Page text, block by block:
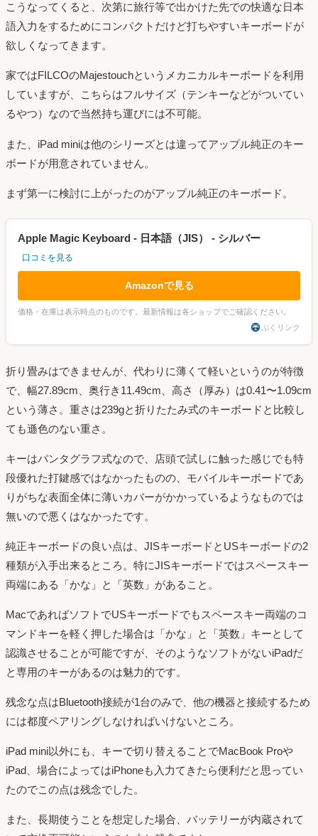
こうなってくると、次第に旅行等で出かけた先での快適な日本
語入力をするためにコンパクトだけど打ちやすいキーボードが
欲しくなってきます。
家ではFILCOのMajestouchというメカニカルキーボードを利用
していますが、こちらはフルサイズ（テンキーなどがついてい
るやつ）なので当然持ち運びには不可能。
また、iPad miniは他のシリーズとは違ってアップル純正のキー
ボードが用意されていません。
まず第一に検討に上がったのがアップル純正のキーボード。
Apple Magic Keyboard - 日本語（JIS） - シルバー
口コミを見る
Amazonで見る
価格・在庫は表示時点のものです。最新情報は各ショップでご確認ください。
ぷくリンク
折り畳みはできませんが、代わりに薄くて軽いというのが特徴
で、幅27.89cm、奥行き11.49cm、高さ（厚み）は0.41〜1.09cm
という薄さ。重さは239gと折りたたみ式のキーボードと比較し
ても遜色のない重さ。
キーはパンタグラフ式なので、店頭で試しに触った感じでも特
段優れた打鍵感ではなかったものの、モバイルキーボードであ
りがちな表面全体に薄いカバーがかかっているようなものでは
無いので悪くはなかったです。
純正キーボードの良い点は、JISキーボードとUSキーボードの2
種類が入手出来るところ。特にJISキーボードではスペースキー
両端にある「かな」と「英数」があること。
MacであればソフトでUSキーボードでもスペースキー両端のコ
マンドキーを軽く押した場合は「かな」と「英数」キーとして
認識させることが可能ですが、そのようなソフトがないiPadだ
と専用のキーがあるのは魅力的です。
残念な点はBluetooth接続が1台のみで、他の機器と接続するため
には都度ペアリングしなければいけないところ。
iPad mini以外にも、キーで切り替えることでMacBook Proや
iPad、場合によってはiPhoneも入力てきたら便利だと思ってい
たのでこの点は残念でした。
また、長期使うことを想定した場合、バッテリーが内蔵されて